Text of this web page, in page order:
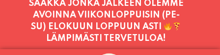
PALVELEMME PÄIVITTÄIN (MA-SU
KLO 11-21) SUNNUNTAIHIN 16.8.
SAAKKA JONKA JÄLKEEN OLEMME
AVOINNA VIIKONLOPPUISIN (PE-